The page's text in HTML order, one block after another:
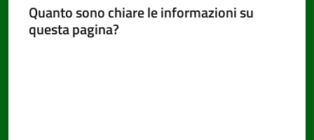
dati
Quanto sono chiare le informazioni su
questa pagina?